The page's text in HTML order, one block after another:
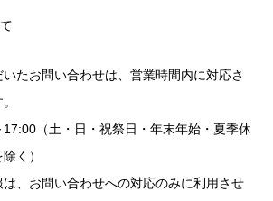
たお問い合わせは、営業時間内に対応さ
（土・日・祝祭日・年末年始・夏季休
く）
、お問い合わせへの対応のみに利用させ